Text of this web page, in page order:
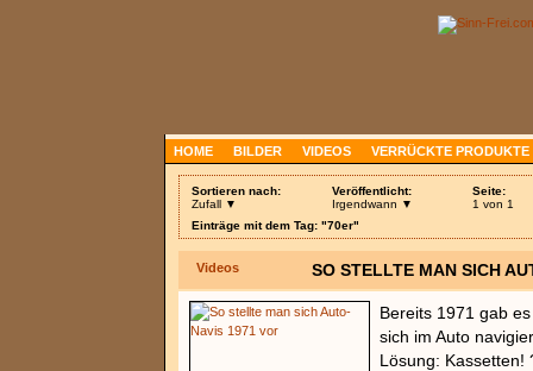
HOME BILDER VIDEOS VERRÜCKTE PRODUKTE
Sortieren nach:
Zufall ▼
Veröffentlicht:
Irgendwann ▼
Seite:
1 von 1
Einträge mit dem Tag: "70er"
Videos SO STELLTE MAN SICH
Bereits 1971 gab
sich im Auto
Lösung: Kassetten!